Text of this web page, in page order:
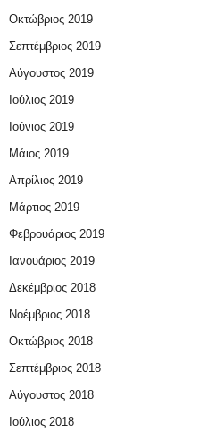
Οκτώβριος 2019
Σεπτέμβριος 2019
Αύγουστος 2019
Ιούλιος 2019
Ιούνιος 2019
Μάιος 2019
Απρίλιος 2019
Μάρτιος 2019
Φεβρουάριος 2019
Ιανουάριος 2019
Δεκέμβριος 2018
Νοέμβριος 2018
Οκτώβριος 2018
Σεπτέμβριος 2018
Αύγουστος 2018
Ιούλιος 2018